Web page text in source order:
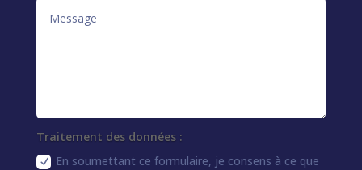
Traitement des données :
En soumettant ce formulaire, je consens à ce que